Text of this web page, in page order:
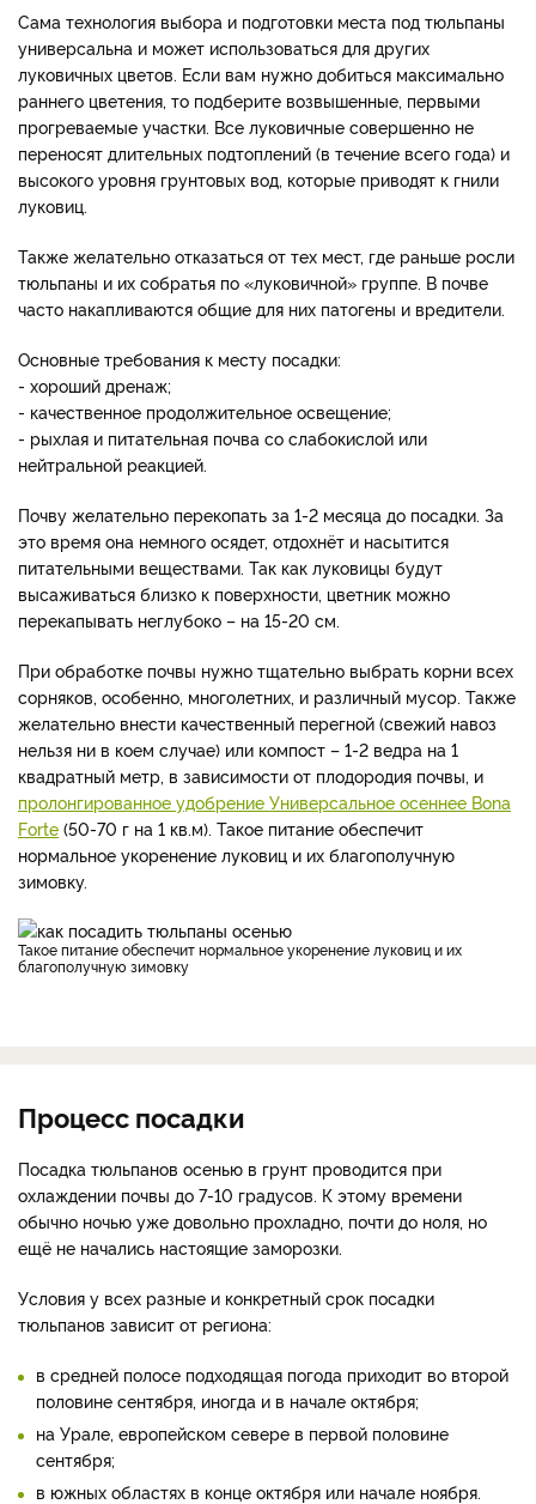
Сама технология выбора и подготовки места под тюльпаны
универсальна и может использоваться для других
луковичных цветов. Если вам нужно добиться максимально
раннего цветения, то подберите возвышенные, первыми
прогреваемые участки. Все луковичные совершенно не
переносят длительных подтоплений (в течение всего года) и
высокого уровня грунтовых вод, которые приводят к гнили
луковиц.
Также желательно отказаться от тех мест, где раньше росли
тюльпаны и их собратья по «луковичной» группе. В почве
часто накапливаются общие для них патогены и вредители.
Основные требования к месту посадки:
- хороший дренаж;
- качественное продолжительное освещение;
- рыхлая и питательная почва со слабокислой или
нейтральной реакцией.
Почву желательно перекопать за 1-2 месяца до посадки. За
это время она немного осядет, отдохнёт и насытится
питательными веществами. Так как луковицы будут
высаживаться близко к поверхности, цветник можно
перекапывать неглубоко – на 15-20 см.
При обработке почвы нужно тщательно выбрать корни всех
сорняков, особенно, многолетних, и различный мусор. Также
желательно внести качественный перегной (свежий навоз
нельзя ни в коем случае) или компост – 1-2 ведра на 1
квадратный метр, в зависимости от плодородия почвы, и
пролонгированное удобрение Универсальное осеннее Bona
Forte (50-70 г на 1 кв.м). Такое питание обеспечит
нормальное укоренение луковиц и их благополучную
зимовку.
Такое питание обеспечит нормальное укоренение луковиц и их
благополучную зимовку
Процесс посадки
Посадка тюльпанов осенью в грунт проводится при
охлаждении почвы до 7-10 градусов. К этому времени
обычно ночью уже довольно прохладно, почти до ноля, но
ещё не начались настоящие заморозки.
Условия у всех разные и конкретный срок посадки
тюльпанов зависит от региона:
в средней полосе подходящая погода приходит во второй
половине сентября, иногда и в начале октября;
на Урале, европейском севере в первой половине
сентября;
в южных областях в конце октября или начале ноября.